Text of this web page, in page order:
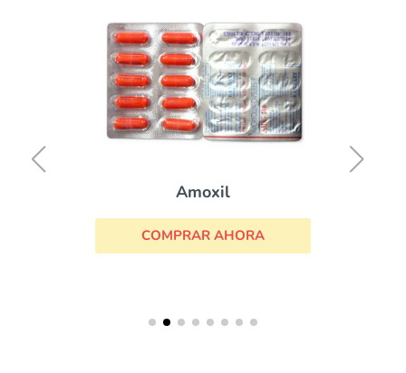
Amoxil
COMPRAR AHORA